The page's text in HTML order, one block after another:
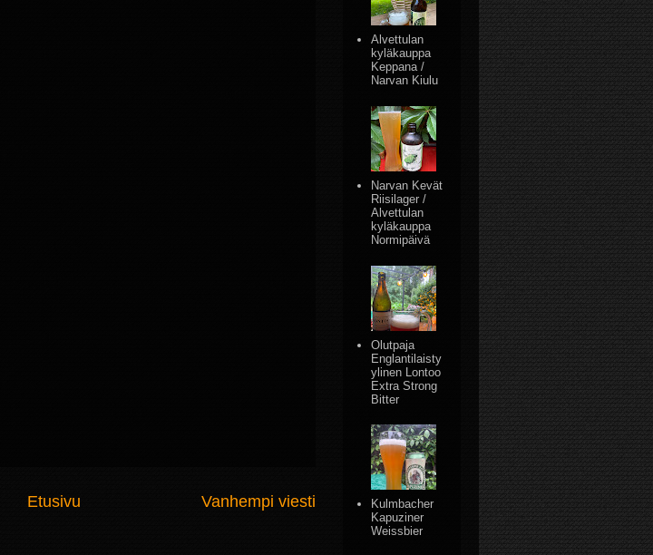
Vanhempi viesti
Etusivu
Alvettulan
kyläkauppa
Keppana /
Narvan Kiulu
Narvan Kevät
Riisilager /
Alvettulan
kyläkauppa
Normipäivä
Olutpaja
Englantilaisty
ylinen Lontoo
Extra Strong
Bitter
Kulmbacher
Kapuziner
Weissbier